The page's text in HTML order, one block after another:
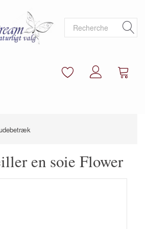
en soie Flower